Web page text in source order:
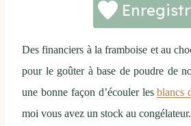
Des financiers à la framboise et au
pour le goûter à base de poudre de
une bonne façon d’écouler lesblancs
moi vous avez un stock au congélateur.